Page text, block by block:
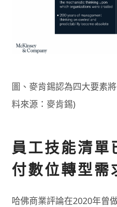
圖、麥肯錫認為四大要素
料來源：麥肯錫)
員工技能清單
付數位轉型需
哈佛商業評論在2020年曾